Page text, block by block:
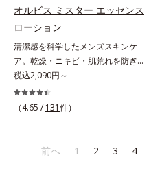
す。むやみに隠すのではなくふわり
アのW効果で軽やかな美肌を印象づ
けます。紫外線吸収剤フリーなのに
高SPF値、さらにスキンプロテクト
複合成分(*3)が、ブルーライト、紫
外線、大気中の微粒子汚れなどの外
的ダメージから肌表面をガードしま
でも、ただ隠すだけでなく、乾きや
オルビス ミスター エッセンス
ローション
清潔感を科学したメンズスキンケ
ア。乾燥・ニキビ・肌荒れを防ぎハ
リ・ツヤのある、好印象な清潔透明
肌(*1)へ。オルビス ミスターは、男
性の清潔感、爽やかさ、若々しさの
であること(*2)を業界で初めて発見
税込2,090円～
（4.65 / 131件）
前へ 1 2 3 4